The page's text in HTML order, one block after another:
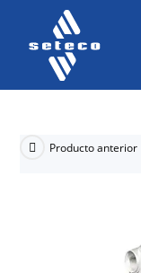
Producto anterior